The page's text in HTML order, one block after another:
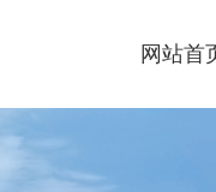
网站首